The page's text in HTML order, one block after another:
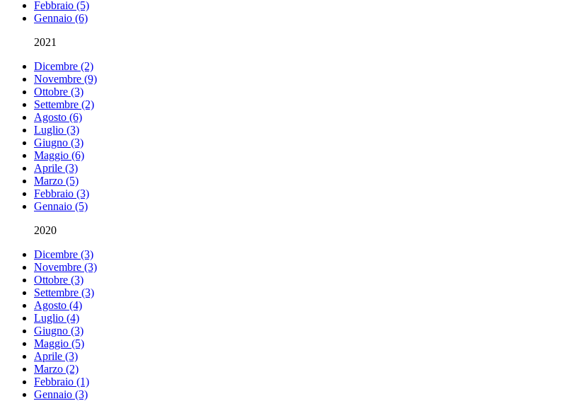
Febbraio (5)
Gennaio (6)
2021
Dicembre (2)
Novembre (9)
Ottobre (3)
Settembre (2)
Agosto (6)
Luglio (3)
Giugno (3)
Maggio (6)
Aprile (3)
Marzo (5)
Febbraio (3)
Gennaio (5)
2020
Dicembre (3)
Novembre (3)
Ottobre (3)
Settembre (3)
Agosto (4)
Luglio (4)
Giugno (3)
Maggio (5)
Aprile (3)
Marzo (2)
Febbraio (1)
Gennaio (3)